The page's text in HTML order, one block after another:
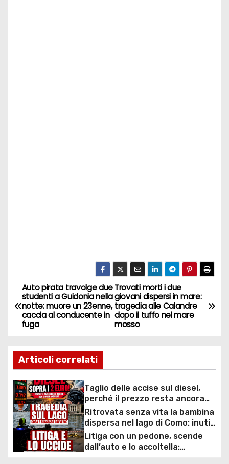
N
a
g
a
z
i
Trovati morti i due
giovani dispersi in mare:
tragedia alle Calandre
dopo il tuffo nel mare
mosso
Auto pirata travolge due
studenti a Guidonia nella
notte: muore un 23enne,
caccia al conducente in
fuga
Articoli correlati
Taglio delle accise sul diesel,
perché il prezzo resta ancora
sopra i 2 euro nonostante lo
sconto deciso dal Governo
Ritrovata senza vita la bambina
dispersa nel lago di Como: inutili
ore di ricerche dei
sommozzatori
Litiga con un pedone, scende
dall’auto e lo accoltella: